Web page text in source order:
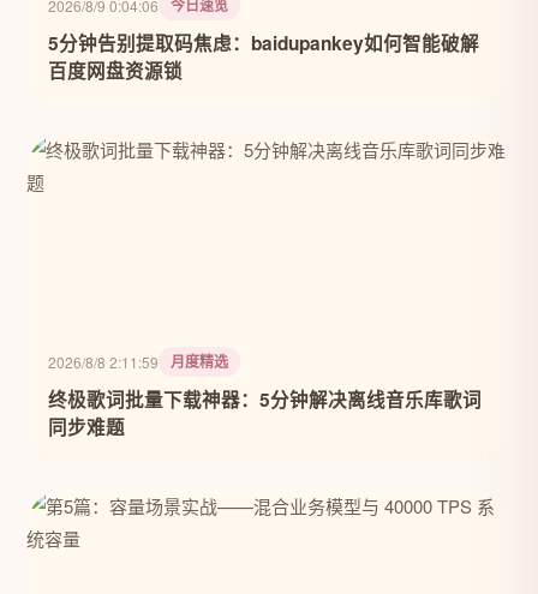
2026/8/9 0:04:06 今日速览
5分钟告别提取码焦虑：baidupankey如何智能破解
百度网盘资源锁
2026/8/8 2:11:59 月度精选
终极歌词批量下载神器：5分钟解决离线音乐库歌词
同步难题